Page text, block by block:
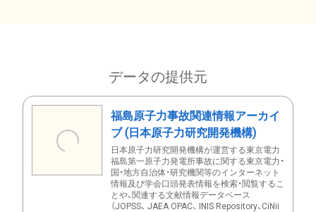
データの提供元
福島原子力事故関連情報アーカイ
ブ (日本原子力研究開発機構)
日本原子力研究開発機構が運営する東京電力
福島第一原子力発電所事故に関する東京電力・
国・地方自治体・研究機関等のインターネット
情報及び学会口頭発表情報を検索・閲覧するこ
とや、関連する文献情報データベース
（JOPSS、 JAEA OPAC、 INIS Repository、CiNii